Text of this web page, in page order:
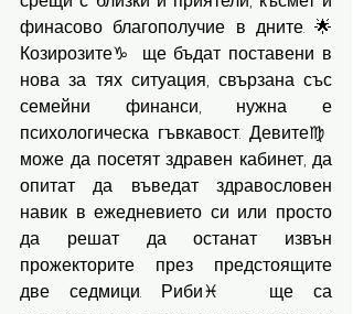
финасово благополучие в дните. 🌟
Козирозите♑️ ще бъдат поставени в
нова за тях ситуация, свързана със
семейни финанси, нужна е
психологическа гъвкавост. Девите♍️
може да посетят здравен кабинет, да
опитат да въведат здравословен
навик в ежедневието си или просто
да решат да останат извън
прожекторите през предстоящите
две седмици. Риби♓️ ще са